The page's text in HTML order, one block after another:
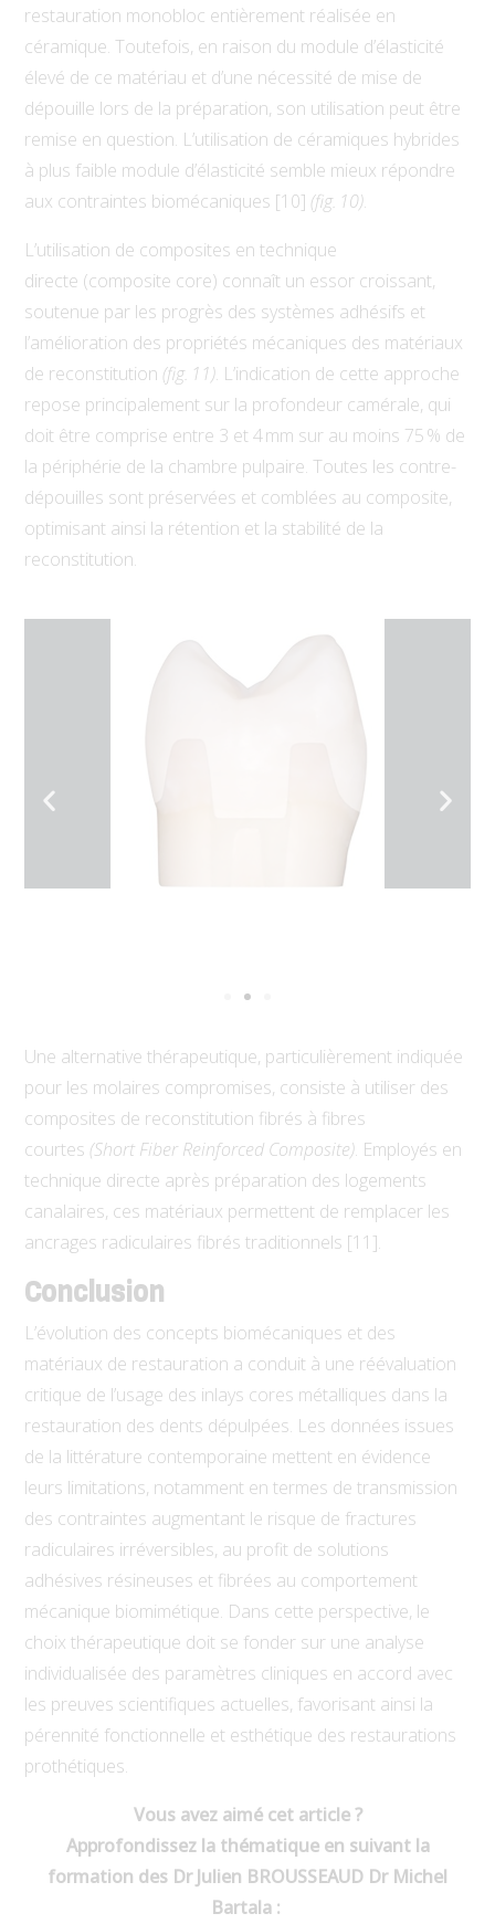
restauration monobloc entièrement réalisée en
céramique. Toutefois, en raison du module d’élasticité
élevé de ce matériau et d’une nécessité de mise de
dépouille lors de la préparation, son utilisation peut être
remise en question. L’utilisation de céramiques hybrides
à plus faible module d’élasticité semble mieux répondre
aux contraintes biomécaniques [10] (fig. 10).
L’utilisation de composites en technique
directe (composite core) connaît un essor croissant,
soutenue par les progrès des systèmes adhésifs et
l’amélioration des propriétés mécaniques des matériaux
de reconstitution (fig. 11). L’indication de cette approche
repose principalement sur la profondeur camérale, qui
doit être comprise entre 3 et 4 mm sur au moins 75 % de
la périphérie de la chambre pulpaire. Toutes les contre-
dépouilles sont préservées et comblées au composite,
optimisant ainsi la rétention et la stabilité de la
reconstitution.
Une alternative thérapeutique, particulièrement indiquée
pour les molaires compromises, consiste à utiliser des
composites de reconstitution fibrés à fibres
courtes (Short Fiber Reinforced Composite). Employés en
technique directe après préparation des logements
canalaires, ces matériaux permettent de remplacer les
ancrages radiculaires fibrés traditionnels [11].
Conclusion
L’évolution des concepts biomécaniques et des
matériaux de restauration a conduit à une réévaluation
critique de l’usage des inlays cores métalliques dans la
restauration des dents dépulpées. Les données issues
de la littérature contemporaine mettent en évidence
leurs limitations, notamment en termes de transmission
des contraintes augmentant le risque de fractures
radiculaires irréversibles, au profit de solutions
adhésives résineuses et fibrées au comportement
mécanique biomimétique. Dans cette perspective, le
choix thérapeutique doit se fonder sur une analyse
individualisée des paramètres cliniques en accord avec
les preuves scientifiques actuelles, favorisant ainsi la
pérennité fonctionnelle et esthétique des restaurations
prothétiques.
Vous avez aimé cet article ?
Approfondissez la thématique en suivant la
formation des Dr Julien BROUSSEAUD Dr Michel
Bartala :